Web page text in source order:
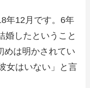
年12月です。6年
婚したということ
めは明かされてい
女はいない」と言